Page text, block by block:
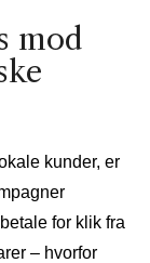
mod
kunder, er
for klik fra
– hvorfor